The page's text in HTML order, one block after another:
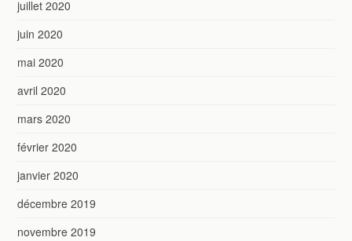
juillet 2020
juin 2020
mai 2020
avril 2020
mars 2020
février 2020
janvier 2020
décembre 2019
novembre 2019